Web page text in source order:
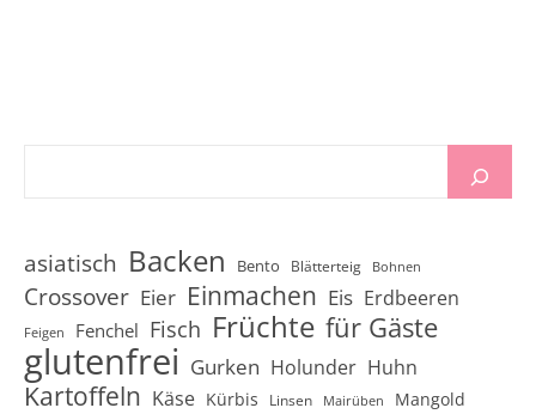
asiatisch Backen Bento Blätterteig Bohnen
Crossover Eier Einmachen Eis Erdbeeren
Feigen Fenchel Fisch Früchte für Gäste
glutenfrei Gurken Holunder Huhn
Kartoffeln Käse Kürbis Linsen Mairüben Mangold